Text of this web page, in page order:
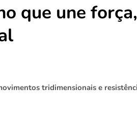
que une
tridimensionais e